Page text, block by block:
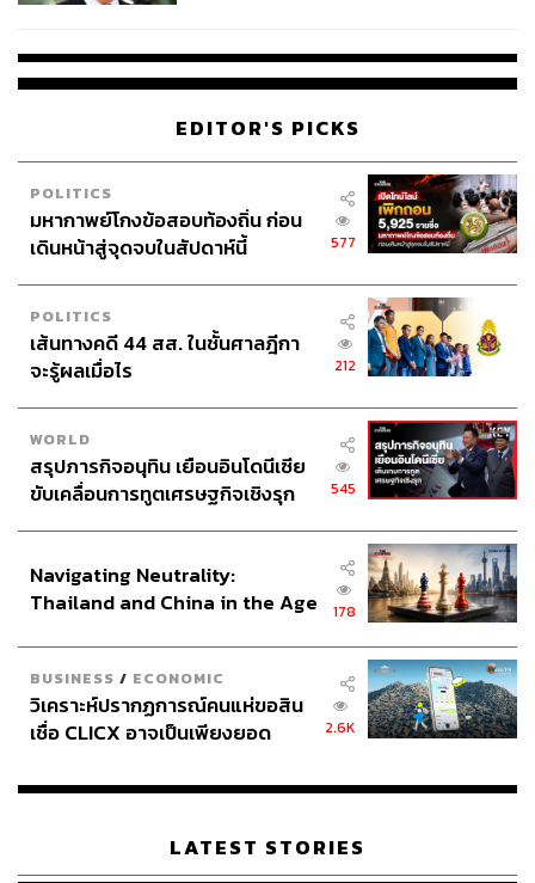
EDITOR'S PICKS
POLITICS
มหากาพย์โกงข้อสอบท้องถิ่น ก่อน
เดินหน้าสู่จุดจบในสัปดาห์นี้
577
POLITICS
เส้นทางคดี 44 สส. ในชั้นศาลฎีกา
จะรู้ผลเมื่อไร
212
WORLD
สรุปภารกิจอนุทิน เยือนอินโดนีเซีย
ขับเคลื่อนการทูตเศรษฐกิจเชิงรุก
545
Navigating Neutrality:
Thailand and China in the Age
178
BUSINESS / ECONOMIC
วิเคราะห์ปรากฏการณ์คนแห่ขอสิน
เชื่อ CLICX อาจเป็นเพียงยอด
เรือนไทยที่ถูกซุกไว้
2.6K
LATEST STORIES